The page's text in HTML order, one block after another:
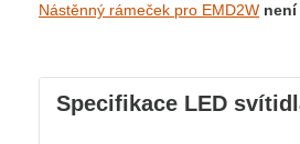
Nástěnný rámeček pro EMD2W
Specifikace LED